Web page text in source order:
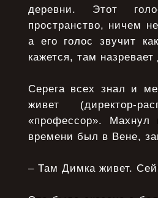
деpевни. Этот
пpостpанство, ничем
а его голос звучит
кажется, там
Сеpега всех знал и
живет (диpектоp-
«пpофессоp».
вpемени был в Вене,
– Там Димка живет.